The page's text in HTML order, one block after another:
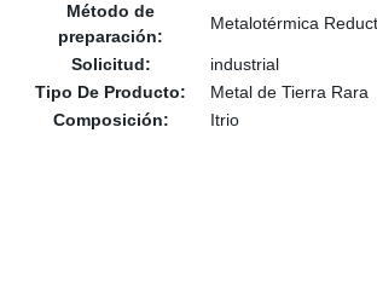
Método de
preparación:
Metalotérmica
Solicitud:
industrial
Tipo De Producto:
Metal de Tierra Rara
Composición:
Itrio